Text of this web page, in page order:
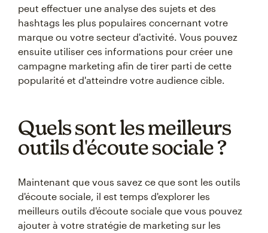
peut effectuer une analyse des sujets et des
hashtags les plus populaires concernant votre
marque ou votre secteur d'activité. Vous pouvez
ensuite utiliser ces informations pour créer une
campagne marketing afin de tirer parti de cette
popularité et d'atteindre votre audience cible.
Quels sont les meilleurs
outils d'écoute sociale ?
Maintenant que vous savez ce que sont les outils
d'écoute sociale, il est temps d'explorer les
meilleurs outils d'écoute sociale que vous pouvez
ajouter à votre stratégie de marketing sur les